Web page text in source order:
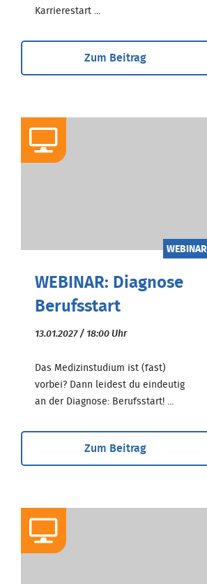
Karrierestart ...
Zum Beitrag
WEBINAR
WEBINAR: Diagnose
Berufsstart
13.01.2027 / 18:00 Uhr
Das Medizinstudium ist (fast)
vorbei? Dann leidest du eindeutig
an der Diagnose: Berufsstart! ...
Zum Beitrag